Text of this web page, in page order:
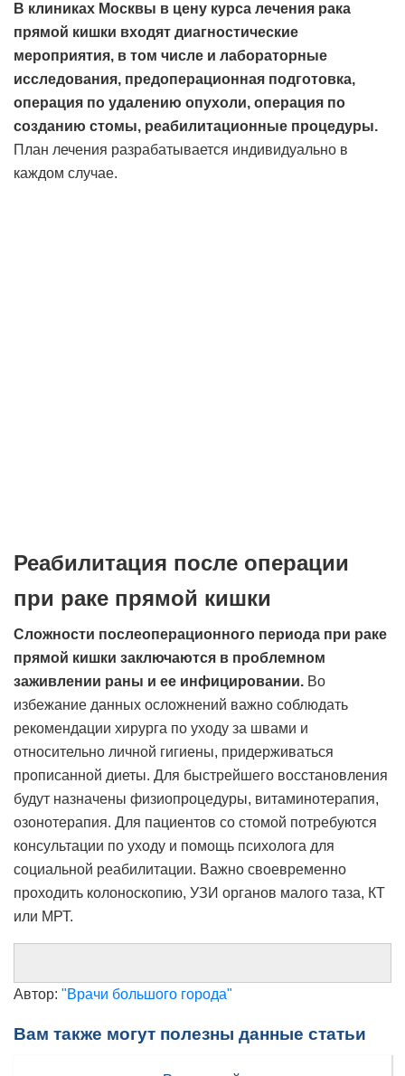
В клиниках Москвы в цену курса лечения рака
прямой кишки входят диагностические
мероприятия, в том числе и лабораторные
исследования, предоперационная подготовка,
операция по удалению опухоли, операция по
созданию стомы, реабилитационные процедуры.
План лечения разрабатывается индивидуально в
каждом случае.
Реабилитация после операции
при раке прямой кишки
Сложности послеоперационного периода при раке
прямой кишки заключаются в проблемном
заживлении раны и ее инфицировании. Во
избежание данных осложнений важно соблюдать
рекомендации хирурга по уходу за швами и
относительно личной гигиены, придерживаться
прописанной диеты. Для быстрейшего восстановления
будут назначены физиопроцедуры, витаминотерапия,
озонотерапия. Для пациентов со стомой потребуются
консультации по уходу и помощь психолога для
социальной реабилитации. Важно своевременно
проходить колоноскопию, УЗИ органов малого таза, КТ
или МРТ.
Автор: "Врачи большого города"
Вам также могут полезны данные статьи